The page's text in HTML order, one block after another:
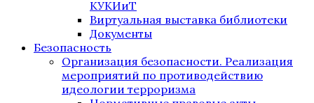
КУКИиТ
Виртуальная выставка библиотеки
Документы
Безопасность
Организация безопасности. Реализация
мероприятий по противодействию
идеологии терроризма